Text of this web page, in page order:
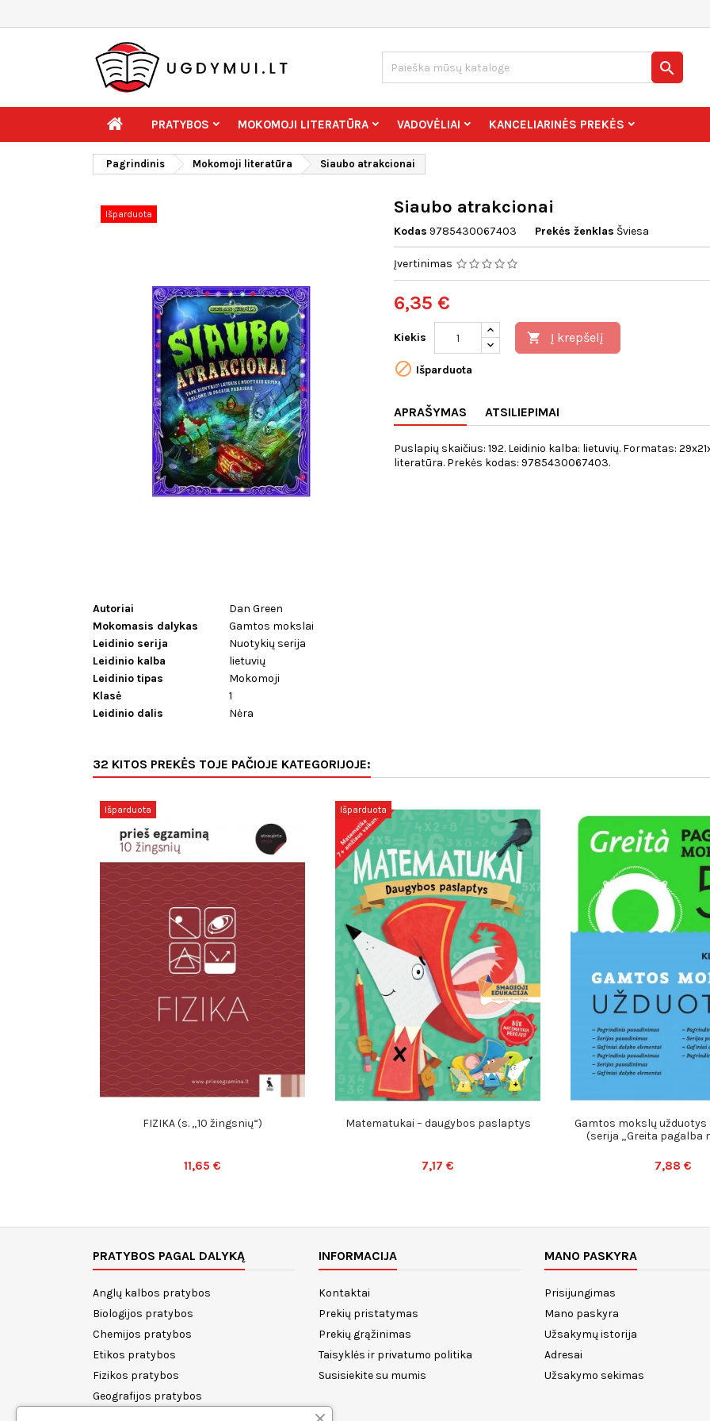

PRATYBOS MOKOMOJI LITERATŪRA VADOVĖLIAI KANCELIARINĖS PREKĖS
Pagrindinis Mokomoji literatūra Siaubo atrakcionai​
Išparduota
Autoriai
Dan Green
Mokomasis dalykas
Gamtos mokslai
Leidinio serija
Nuotykių serija
Leidinio kalba
lietuvių
Leidinio tipas
Mokomoji
Klasė
1
Leidinio dalis
Nėra
Siaubo atrakcionai​
Kodas 9785430067403 Prekės ženklas Šviesa
Įvertinimas
6,35 €
Kiekis  Į krepšelį
 Išparduota
APRAŠYMAS ATSILIEPIMAI
Puslapių skaičius: 192. Leidinio kalba: lietuvių. Formatas:
literatūra. Prekės kodas: 9785430067403.
32 KITOS PREKĖS TOJE PAČIOJE KATEGORIJOJE:
Išparduota
FIZIKA (s. „10 žingsnių“)
11,65 €
Išparduota
Matematukai – daugybos paslaptys
7,17 €
Gamtos mokslų užduotys
(serija „Greita pagalba
7,88 €
PRATYBOS PAGAL DALYKĄ
Anglų kalbos pratybos
Biologijos pratybos
Chemijos pratybos
Etikos pratybos
Fizikos pratybos
Geografijos pratybos
INFORMACIJA
Kontaktai
Prekių pristatymas
Prekių grąžinimas
Taisyklės ir privatumo politika
Susisiekite su mumis
MANO PASKYRA
Prisijungimas
Mano paskyra
Užsakymų istorija
Adresai
Užsakymo sekimas